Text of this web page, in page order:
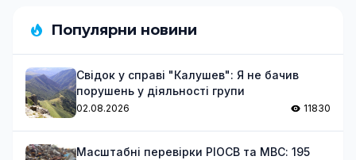
Популярни новини
Свідок у справі "Калушев": Я не бачив
порушень у діяльності групи
02.08.2026 11830
Масштабні перевірки РІОСВ та МВС: 195